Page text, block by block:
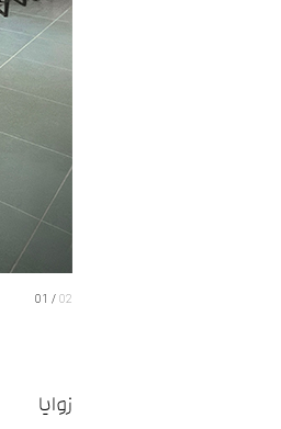
01 02
زوایا